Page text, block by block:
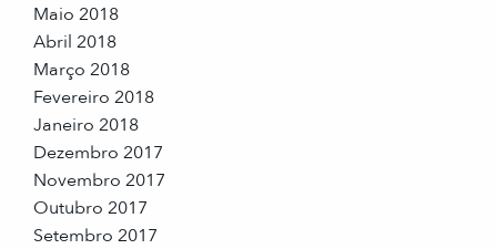
Maio 2018
Abril 2018
Março 2018
Fevereiro 2018
Janeiro 2018
Dezembro 2017
Novembro 2017
Outubro 2017
Setembro 2017